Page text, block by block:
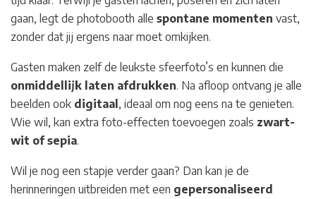
gaan, legt de photobooth alle spontane momenten vast,
zonder dat jij ergens naar moet omkijken.
Gasten maken zelf de leukste sfeerfoto’s en kunnen die
onmiddellijk laten afdrukken. Na afloop ontvang je alle
beelden ook digitaal, ideaal om nog eens na te genieten.
Wie wil, kan extra foto-effecten toevoegen zoals zwart-
wit of sepia.
Wil je nog een stapje verder gaan? Dan kan je de
herinneringen uitbreiden met een gepersonaliseerd